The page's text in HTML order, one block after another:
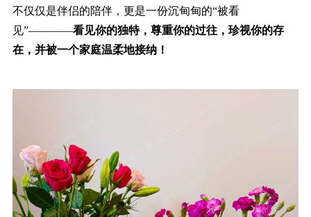
不仅仅是伴侣的陪伴，更是一份沉甸甸的“被看
见”————看见你的独特，尊重你的过往，珍视你的存
在，并被一个家庭温柔地接纳！